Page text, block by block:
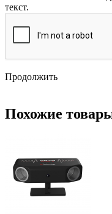
текст.
Продолжить
Похожие